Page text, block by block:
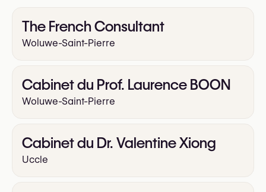
Liposuccion
Liposculpture
Lifting des bras
Reconstruction mammaire
The French Consultant
Woluwe-Saint-Pierre
Cabinet du Prof. Laurence BOON
Woluwe-Saint-Pierre
Cabinet du Dr. Valentine Xiong
Uccle